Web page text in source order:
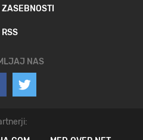
ZASEBNOSTI
RSS
NAS